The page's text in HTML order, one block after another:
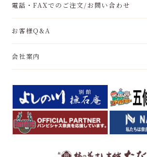
電話・FAXでのご注文/お問い合わせ
お客様Q&A
会社案内